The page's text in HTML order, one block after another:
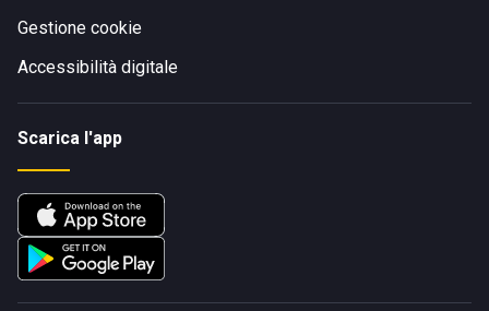
Gestione cookie
Accessibilità digitale
Scarica l'app